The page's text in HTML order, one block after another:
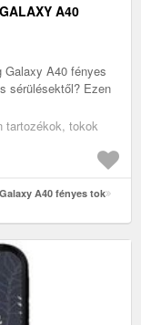
A40
Galaxy A40 fényes
sérülésektől? Ezen
tartozékok, tokok
A40 fényes tok